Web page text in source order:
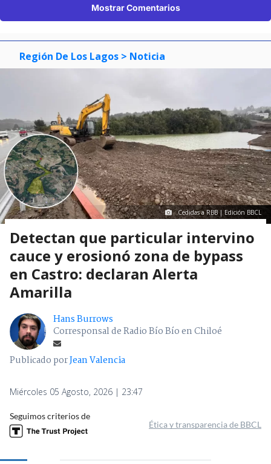
Mostrar Comentarios
Región De Los Lagos > Noticia
Cedidas a RBB | Edición BBCL
Detectan que particular intervino
cauce y erosionó zona de bypass
en Castro: declaran Alerta
Amarilla
Hans Burrows
Corresponsal de Radio Bío Bío en Chiloé
Publicado porJean Valencia
Miércoles 05 Agosto, 2026 | 23:47
Seguimos criterios de
Ética y transparencia de BBCL